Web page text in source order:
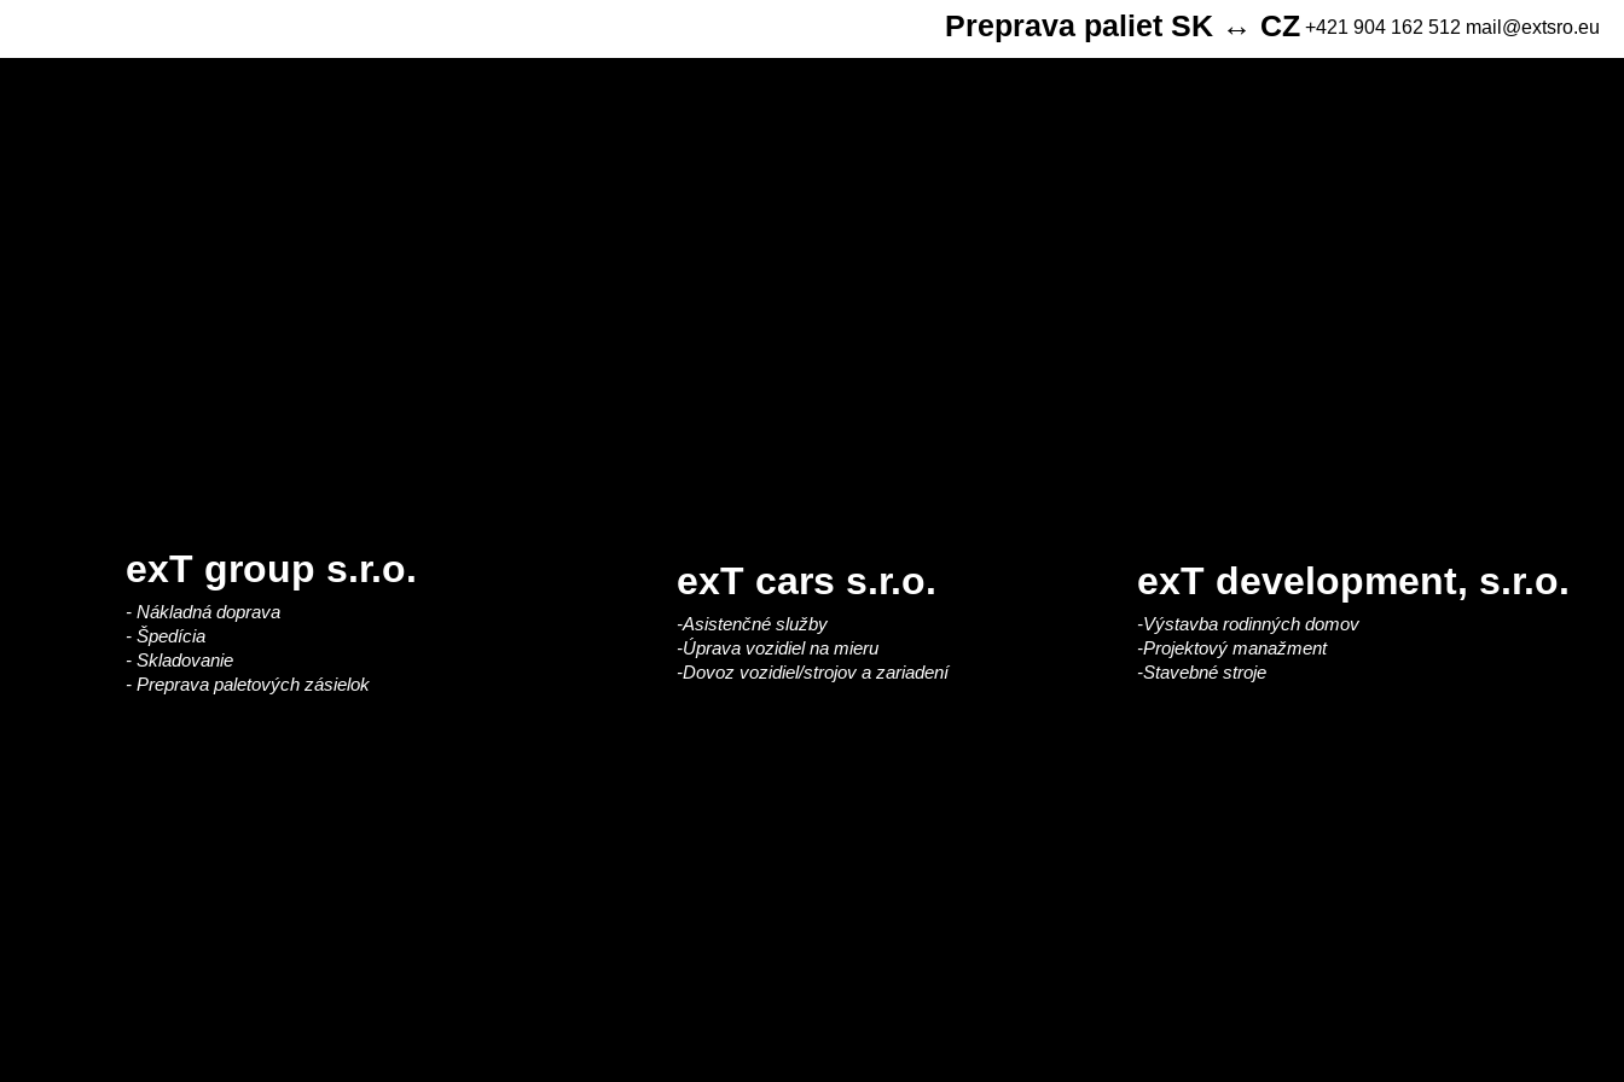
Preprava paliet SK ↔ CZ +421 904 162 512 mail@extsro.eu
exT group s.r.o.
- Nákladná doprava
- Špedícia
- Skladovanie
- Preprava paletových zásielok
exT cars s.r.o.
-Asistenčné služby
-Úprava vozidiel na mieru
-Dovoz vozidiel/strojov a zariadení
exT development, s.r.o.
-Výstavba rodinných domov
-Projektový manažment
-Stavebné stroje